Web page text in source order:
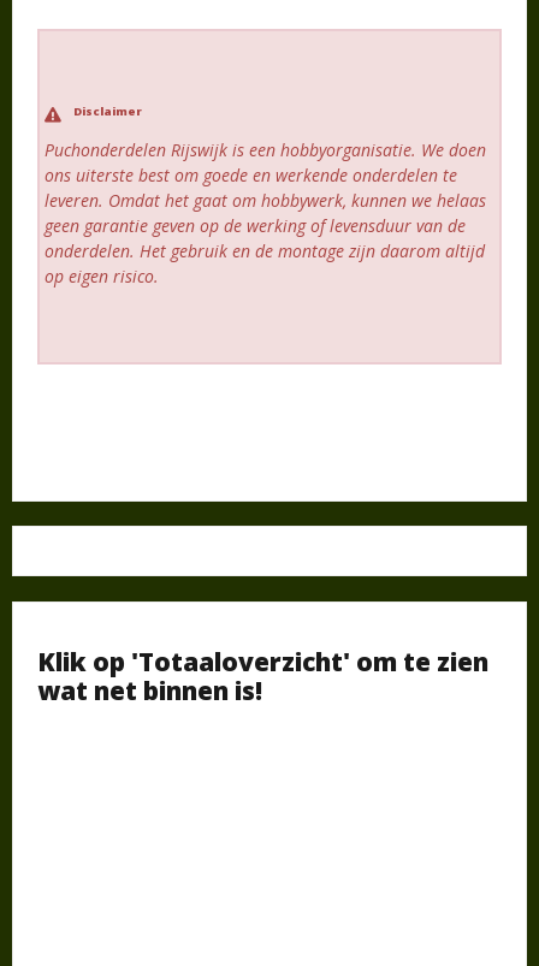
Disclaimer
Puchonderdelen Rijswijk is een hobbyorganisatie. We doen
ons uiterste best om goede en werkende onderdelen te
leveren. Omdat het gaat om hobbywerk, kunnen we helaas
geen garantie geven op de werking of levensduur van de
onderdelen. Het gebruik en de montage zijn daarom altijd
op eigen risico.
Klik op 'Totaaloverzicht' om te zien
wat net binnen is!